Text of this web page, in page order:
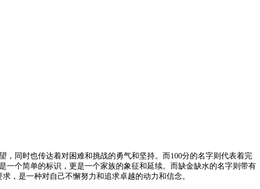
同时也传达着对困难和挑战的勇气和坚持。而100分的名字则代表着完
个简单的标识，更是一个家族的象征和延续。而缺金缺水的名字则带有
，是一种对自己不懈努力和追求卓越的动力和信念。